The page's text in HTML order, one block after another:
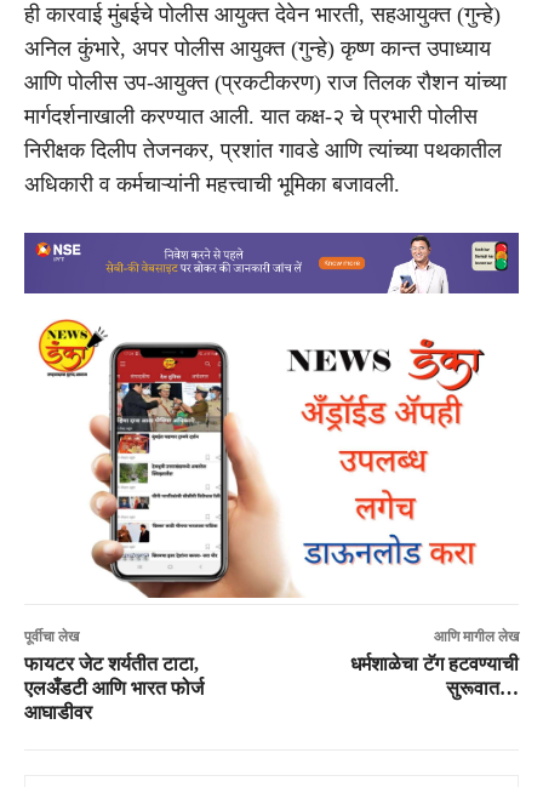
ही कारवाई मुंबईचे पोलीस आयुक्त देवेन भारती, सहआयुक्त (गुन्हे)
अनिल कुंभारे, अपर पोलीस आयुक्त (गुन्हे) कृष्ण कान्त उपाध्याय
आणि पोलीस उप-आयुक्त (प्रकटीकरण) राज तिलक रौशन यांच्या
मार्गदर्शनाखाली करण्यात आली. यात कक्ष-२ चे प्रभारी पोलीस
निरीक्षक दिलीप तेजनकर, प्रशांत गावडे आणि त्यांच्या पथकातील
अधिकारी व कर्मचाऱ्यांनी महत्त्वाची भूमिका बजावली.
पूर्वीचा लेख
फायटर जेट शर्यतीत टाटा,
एलअँडटी आणि भारत फोर्ज
आघाडीवर
आणि मागील लेख
धर्मशाळेचा टॅग हटवण्याची
सुरूवात…